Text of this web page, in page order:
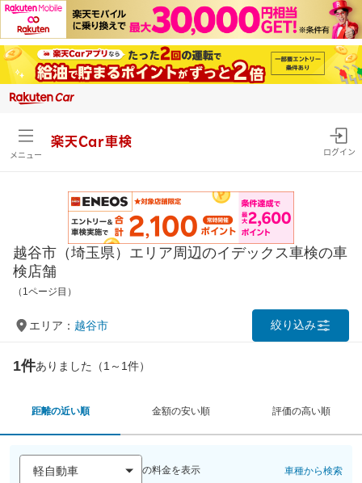
メニュー
楽天Car車検
ログイン
越谷市（埼玉県）エリア周辺のイデックス車検の車
検店舗
（1ページ目）
エリア： 越谷市 絞り込み
1件ありました（1～1件）
距離の近い順 金額の安い順 評価の高い順
の料金を表示 車種から検索